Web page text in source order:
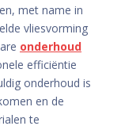
met name in
vliesvorming
onderhoud
efficiëntie
onderhoud is
en de
te